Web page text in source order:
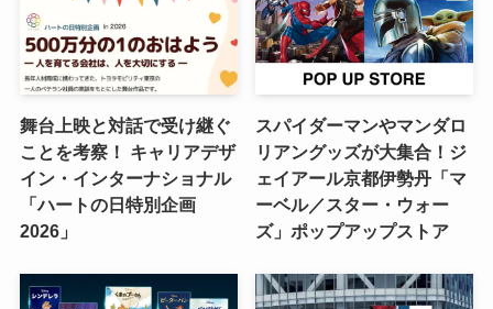
舞台上映と対話で受け継ぐ
ことを考察！ キャリアデザ
イン・インターナショナル
「ハートの日特別企画
2026」
スパイダーマンやマンダロ
リアングッズが大集合！ジ
ェイアール京都伊勢丹「マ
ーベル／スター・ウォー
ズ」ポップアップストア